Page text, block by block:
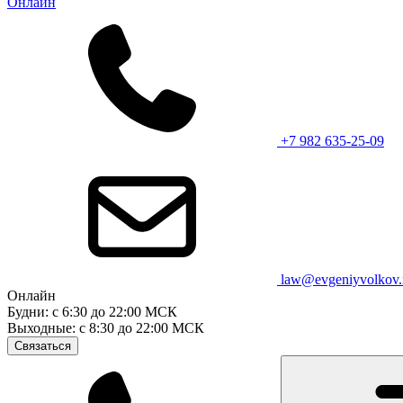
+7 982 635-25-09
Онлайн
Будни: с 6:30 до 22:00 МСК
Выходные: с 8:30 до 22:00 МСК
Связаться